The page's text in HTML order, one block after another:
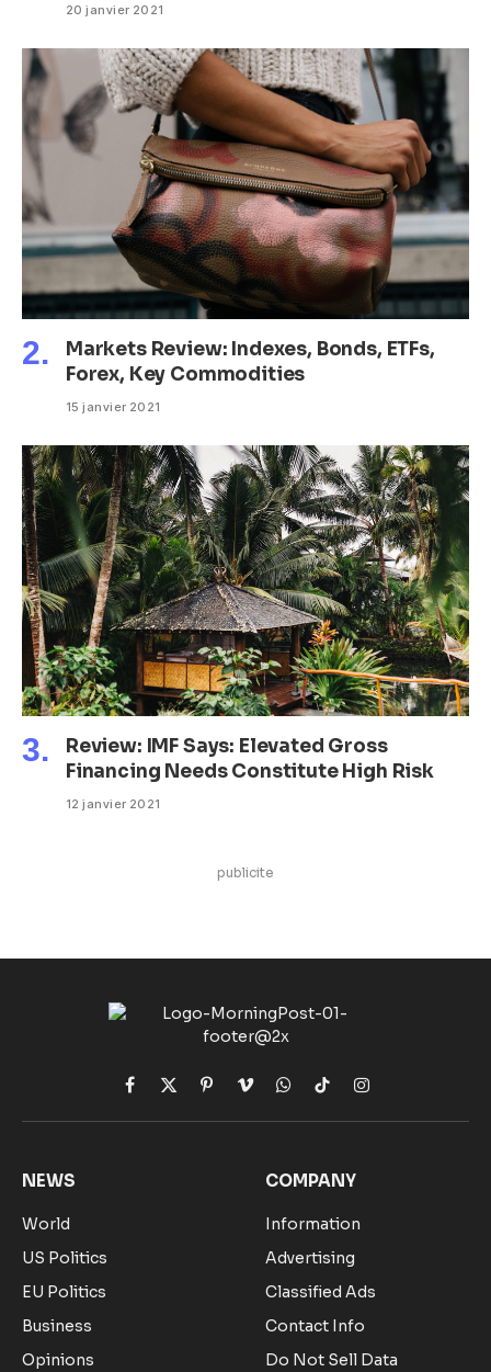
20 janvier 2021
Markets Review: Indexes, Bonds, ETFs,
Forex, Key Commodities
15 janvier 2021
Review: IMF Says: Elevated Gross
Financing Needs Constitute High Risk
12 janvier 2021
publicite
Facebook
X
(Twitter)
Pinterest
VimeoWhatsApp
TikTokInstagram
NEWS
World
US Politics
EU Politics
Business
Opinions
COMPANY
Information
Advertising
Classified Ads
Contact Info
Do Not Sell Data